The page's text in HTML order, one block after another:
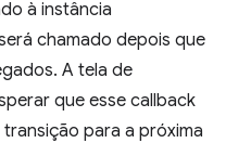
à instância
chamado depois que
A tela de
que esse callback
para a próxima